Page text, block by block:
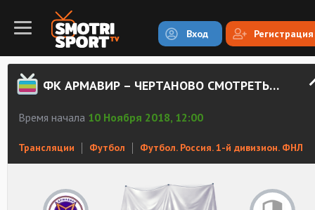
Вход Регистрация
ФК АРМАВИР – ЧЕРТАНОВО СМОТРЕТЬ ОНЛАЙН
Время начала 10 Ноября 2018, 12:00
Трансляции Футбол Футбол. Россия. 1-й дивизион. ФНЛ